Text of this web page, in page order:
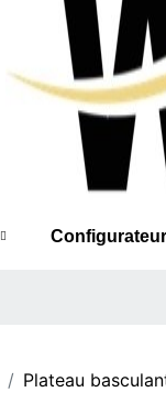
Configurateur
Plateau